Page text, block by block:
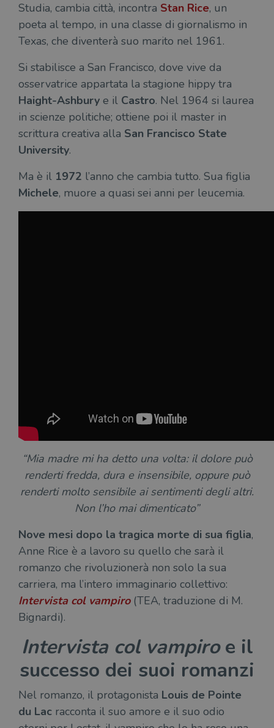
Studia, cambia città, incontra Stan Rice, un
poeta al tempo, in una classe di giornalismo in
Texas, che diventerà suo marito nel 1961.
Si stabilisce a San Francisco, dove vive da
osservatrice appartata la stagione hippy tra
Haight-Ashbury e il Castro. Nel 1964 si laurea
in scienze politiche; ottiene poi il master in
scrittura creativa alla San Francisco State
University.
Ma è il 1972 l’anno che cambia tutto. Sua figlia
Michele, muore a quasi sei anni per leucemia.
“Mia madre mi ha detto una volta: il dolore può
renderti fredda, dura e insensibile, oppure può
renderti molto sensibile ai sentimenti degli altri.
Non l’ho mai dimenticato”
Nove mesi dopo la tragica morte di sua figlia,
Anne Rice è a lavoro su quello che sarà il
romanzo che rivoluzionerà non solo la sua
carriera, ma l’intero immaginario collettivo:
Intervista col vampiro(TEA, traduzione di M.
Bignardi).
Intervista col vampiroe il
successo dei suoi romanzi
Nel romanzo, il protagonista Louis de Pointe
du Lac racconta il suo amore e il suo odio